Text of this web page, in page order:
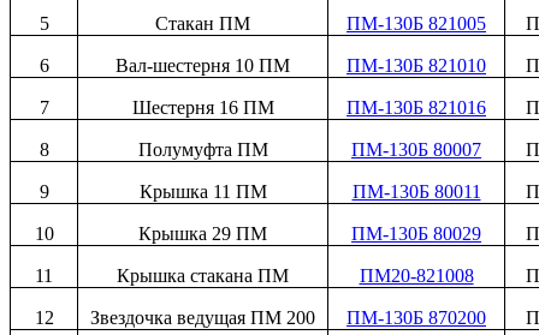
5 Стакан ПМ ПМ-130Б 821005
6 Вал-шестерня 10 ПМ ПМ-130Б 821010
7 Шестерня 16 ПМ ПМ-130Б 821016
8 Полумуфта ПМ ПМ-130Б 80007
9 Крышка 11 ПМ ПМ-130Б 80011
10 Крышка 29 ПМ ПМ-130Б 80029
11 Крышка стакана ПМ ПМ20-821008
12 Звездочка ведущая ПМ 200 ПМ-130Б 870200